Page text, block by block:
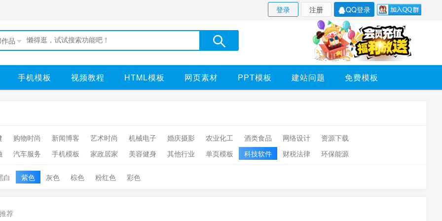
登录 注册 QQ登录
品
手机模板 视频教程 HTML模板 网页素材 PPT模板 建站问题 免费模板
购物时尚 新闻博客 艺术时尚 机械电子 婚庆摄影 农业化工 酒类食品 网络设计
资源下载
汽车服务 手机模板 家政居家 美容健身 其他行业 单页模板 科技软件 财税法律 环保能源
白 紫色 灰色 棕色 粉红色 彩色
荐